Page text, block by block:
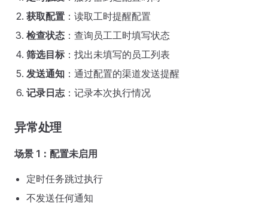
获取配置 ：读取工时提醒配置
检查状态 ：查询员工工时填写状态
筛选目标 ：找出未填写的员工列表
发送通知 ：通过配置的渠道发送提醒
记录日志：记录本次执行情况
异常处理
场景 1：配置未启用
定时任务跳过执行
不发送任何通知